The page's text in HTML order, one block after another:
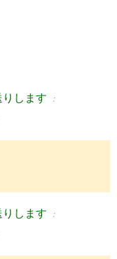
りします ：
りします ：